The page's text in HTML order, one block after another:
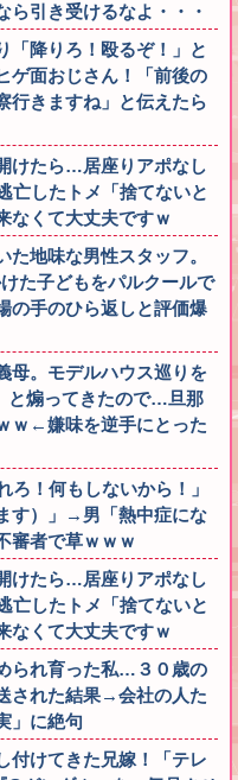
引き受けるなよ・・・
「降りろ！殴るぞ！」と
ゲ面おじさん！「前後の
行きますね」と伝えたら
けたら…居座りアポなし
亡したトメ「捨てないと
なくて大丈夫ですｗ
地味な男性スタッフ。
た子どもをパルクールで
の手のひら返しと評価爆
母。モデルハウス巡りを
と煽ってきたので…旦那
ｗ←嫌味を逆手にとった
ろ！何もしないから！」
す）」→男「熱中症にな
審者で草ｗｗｗ
けたら…居座りアポなし
亡したトメ「捨てないと
なくて大丈夫ですｗ
られ育った私…３０歳の
された結果→会社の人た
」に絶句
付けてきた兄嫁！「テレ